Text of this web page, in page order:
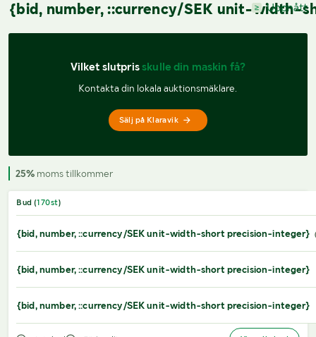
{bid, number, ::currency/SEK unit-width-
Uppnått
Vilket slutpris skulle din maskin få?
Kontakta din lokala auktionsmäklare.
Sälj på Klaravik
25% moms tillkommer
Bud (170st)
{bid, number, ::currency/SEK unit-width-short precision-integer}
{bid, number, ::currency/SEK unit-width-short precision-integer}
{bid, number, ::currency/SEK unit-width-short precision-integer}